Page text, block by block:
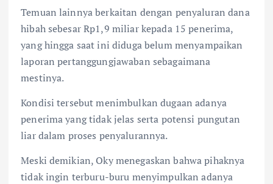
Temuan lainnya berkaitan dengan penyaluran dana
hibah sebesar Rp1,9 miliar kepada 15 penerima,
yang hingga saat ini diduga belum menyampaikan
laporan pertanggungjawaban sebagaimana
mestinya.
Kondisi tersebut menimbulkan dugaan adanya
penerima yang tidak jelas serta potensi pungutan
liar dalam proses penyalurannya.
Meski demikian, Oky menegaskan bahwa pihaknya
tidak ingin terburu-buru menyimpulkan adanya